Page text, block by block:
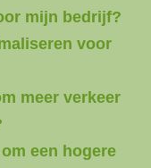
mijn bedrijf?
voor
meer verkeer
een hogere